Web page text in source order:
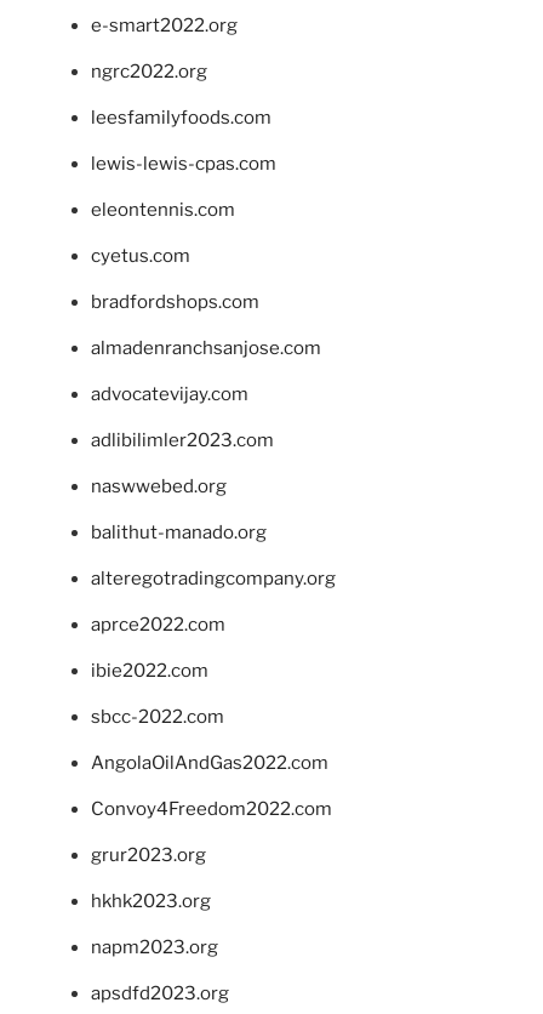
e-smart2022.org
ngrc2022.org
leesfamilyfoods.com
lewis-lewis-cpas.com
eleontennis.com
cyetus.com
bradfordshops.com
almadenranchsanjose.com
advocatevijay.com
adlibilimler2023.com
naswwebed.org
balithut-manado.org
alteregotradingcompany.org
aprce2022.com
ibie2022.com
sbcc-2022.com
AngolaOilAndGas2022.com
Convoy4Freedom2022.com
grur2023.org
hkhk2023.org
napm2023.org
apsdfd2023.org